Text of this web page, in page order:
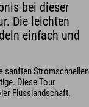
bei dieser
Die leichten
einfach und
sanften Stromschnellen
Diese Tour
Flusslandschaft.